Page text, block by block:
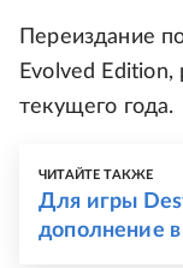
Переиздание
Evolved Edition,
текущего года.
ЧИТАЙТЕ ТАКЖЕ
Для игры
дополнение